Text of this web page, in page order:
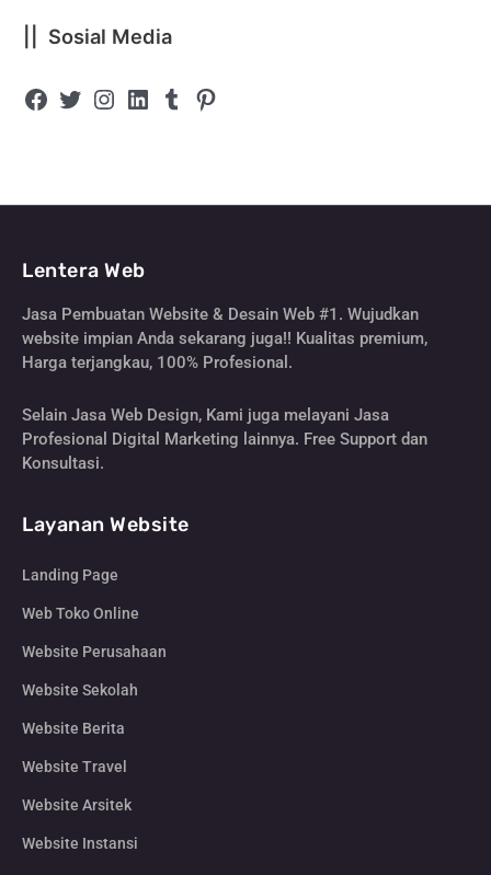
|| Sosial Media
Lentera Web
Jasa Pembuatan Website & Desain Web #1. Wujudkan
website impian Anda sekarang juga!! Kualitas premium,
Harga terjangkau, 100% Profesional.
Selain Jasa Web Design, Kami juga melayani Jasa
Profesional Digital Marketing lainnya. Free Support dan
Konsultasi.
Layanan Website
Landing Page
Web Toko Online
Website Perusahaan
Website Sekolah
Website Berita
Website Travel
Website Arsitek
Website Instansi